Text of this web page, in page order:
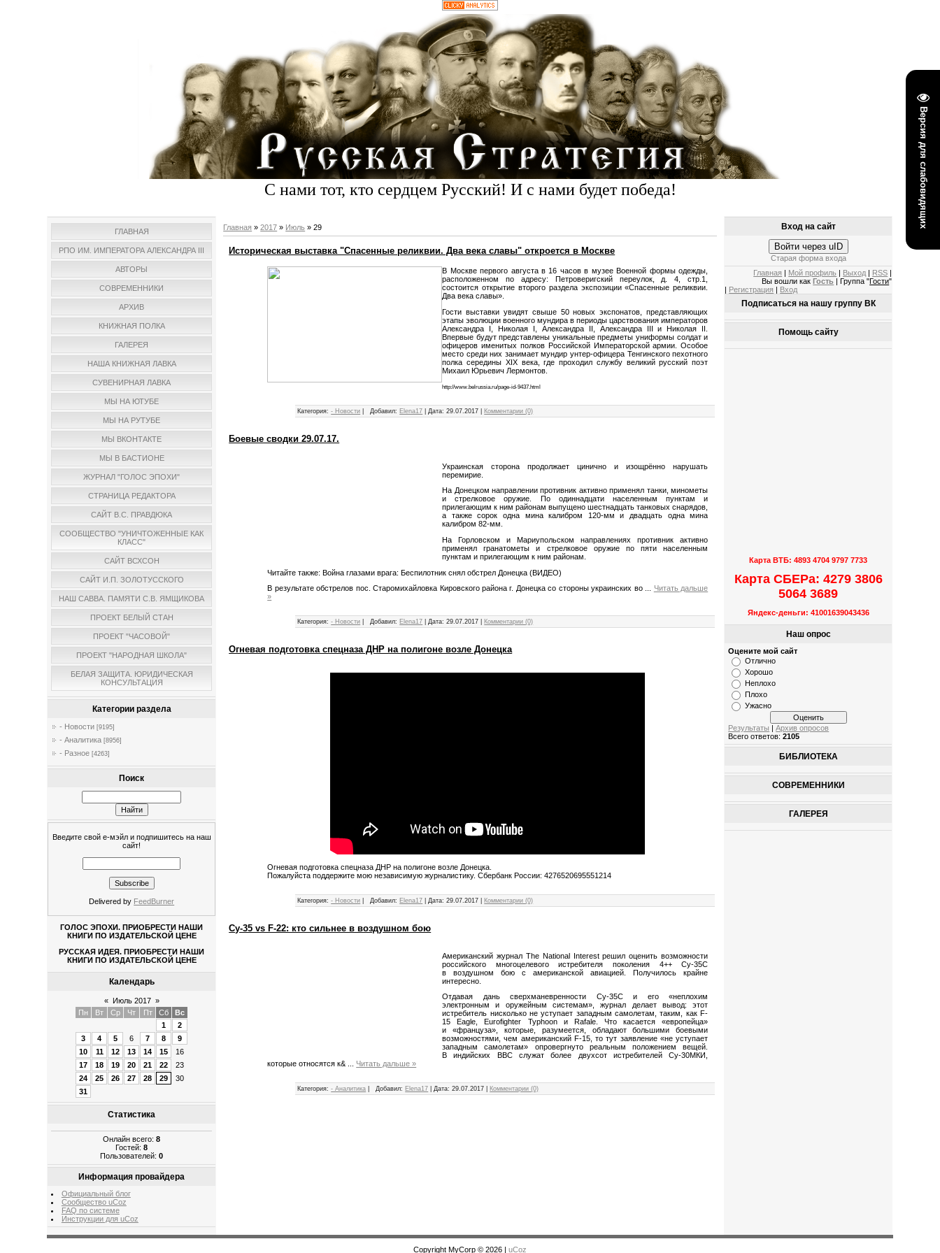
Версия для слабовидящих
С нами тот, кто сердцем Русский! И с нами будет победа!
ГЛАВНАЯ
РПО ИМ. ИМПЕРАТОРА АЛЕКСАНДРА III
АВТОРЫ
СОВРЕМЕННИКИ
АРХИВ
КНИЖНАЯ ПОЛКА
ГАЛЕРЕЯ
НАША КНИЖНАЯ ЛАВКА
СУВЕНИРНАЯ ЛАВКА
МЫ НА ЮТУБЕ
МЫ НА РУТУБЕ
МЫ ВКОНТАКТЕ
МЫ В БАСТИОНЕ
ЖУРНАЛ "ГОЛОС ЭПОХИ"
СТРАНИЦА РЕДАКТОРА
САЙТ В.С. ПРАВДЮКА
СООБЩЕСТВО "УНИЧТОЖЕННЫЕ КАК
КЛАСС"
САЙТ ВСХСОН
САЙТ И.П. ЗОЛОТУССКОГО
НАШ САВВА. ПАМЯТИ С.В. ЯМЩИКОВА
ПРОЕКТ БЕЛЫЙ СТАН
ПРОЕКТ "ЧАСОВОЙ"
ПРОЕКТ "НАРОДНАЯ ШКОЛА"
БЕЛАЯ ЗАЩИТА. ЮРИДИЧЕСКАЯ
КОНСУЛЬТАЦИЯ
Категории раздела
- Новости [9195]
- Аналитика [8956]
- Разное [4263]
Поиск
Введите свой е-мэйл и подпишитесь на наш
сайт!
Delivered by FeedBurner
ГОЛОС ЭПОХИ. ПРИОБРЕСТИ НАШИ
КНИГИ ПО ИЗДАТЕЛЬСКОЙ ЦЕНЕ
РУССКАЯ ИДЕЯ. ПРИОБРЕСТИ НАШИ
КНИГИ ПО ИЗДАТЕЛЬСКОЙ ЦЕНЕ
Календарь
« Июль 2017 »
Пн
Вт Ср Чт Пт Сб
Вс
1
2
3
4 5 6 7 8
9
10
11 12 13 14 15
16
17
18 19 20 21 22
23
24
25 26 27 28 29
30
31
Статистика
Онлайн всего:8
Гостей:8
Пользователей:0
Информация провайдера
Официальный блог
Сообщество uCoz
FAQ по системе
Инструкции для uCoz
Главная »2017 » Июль » 29
Историческая выставка "Спасенные реликвии. Два века славы" откроется в Москве
В Москве первого августа в 16 часов в музее Военной формы одежды,
расположенном по адресу: Петроверигский переулок, д. 4, стр.1,
состоится открытие второго раздела экспозиции «Спасенные реликвии.
Два века славы».
Гости выставки увидят свыше 50 новых экспонатов, представляющих
этапы эволюции военного мундира в периоды царствования императоров
Александра I, Николая I, Александра II, Александра III и Николая II.
Впервые будут представлены уникальные предметы униформы солдат и
офицеров именитых полков Российской Императорской армии. Особое
место среди них занимает мундир унтер-офицера Тенгинского пехотного
полка середины XIX века, где проходил службу великий русский поэт
Михаил Юрьевич Лермонтов.
http://www.belrussia.ru/page-id-9437.html
Категория: - Новости Добавил: Elena17 |Дата: 29.07.2017 Комментарии (0)
Боевые сводки 29.07.17.
Украинская сторона продолжает цинично и изощрённо нарушать
перемирие.
На Донецком направлении противник активно применял танки, минометы
и стрелковое оружие. По одиннадцати населенным пунктам и
прилегающим к ним районам выпущено шестнадцать танковых снарядов,
а также сорок одна мина калибром 120-мм и двадцать одна мина
калибром 82-мм.
На Горловском и Мариупольском направлениях противник активно
применял гранатометы и стрелковое оружие по пяти населенным
пунктам и прилегающим к ним районам.
Читайте также: Война глазами врага: Беспилотник снял обстрел Донецка (ВИДЕО)
В результате обстрелов пос. Старомихайловка Кировского района г. Донецка со стороны украинских во ... Читать дальше
»
Категория: - Новости Добавил: Elena17 |Дата: 29.07.2017 Комментарии (0)
Огневая подготовка спецназа ДНР на полигоне возле Донецка
Огневая подготовка спецназа ДНР на полигоне возле Донецка.
Пожалуйста поддержите мою независимую журналистику. Сбербанк России: 4276520695551214
Категория: - Новости Добавил: Elena17 |Дата: 29.07.2017 Комментарии (0)
Су-35 vs F-22: кто сильнее в воздушном бою
Американский журнал The National Interest решил оценить возможности
российского многоцелевого истребителя поколения 4++ Су-35С
в воздушном бою с американской авиацией. Получилось крайне
интересно.
Отдавая дань сверхманевренности Су-35С и его «неплохим
электронным и оружейным системам», журнал делает вывод: этот
истребитель нисколько не уступает западным самолетам, таким, как F-
15 Eagle, Eurofighter Typhoon и Rafale. Что касается «европейца»
и «француза», которые, разумеется, обладают большими боевыми
возможностями, чем американский F-15, то тут заявление «не уступает
западным самолетам» опровергнуто реальным положением вещей.
В индийских ВВС служат более двухсот истребителей Су-30МКИ,
которые относятся к& ... Читать дальше »
Категория: - Аналитика Добавил: Elena17 |Дата: 29.07.2017 Комментарии (0)
Вход на сайт
Войти через uID
Старая форма входа
Главная
Мой профиль Выход RSS
Вы вошли как Гость | Группа "Гости"
Регистрация Вход
Подписаться на нашу группу ВК
Помощь сайту
Карта ВТБ: 4893 4704 9797 7733
Карта СБЕРа: 4279 3806
5064 3689
Яндекс-деньги: 41001639043436
Наш опрос
Оцените мой сайт
Отлично
Хорошо
Неплохо
Плохо
Ужасно
Результаты |Архив опросов
Всего ответов:2105
БИБЛИОТЕКА
СОВРЕМЕННИКИ
ГАЛЕРЕЯ
Copyright MyCorp © 2026 uCoz